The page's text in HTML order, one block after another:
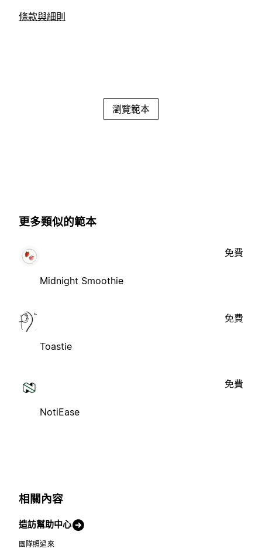
條款與細則
瀏覽範本
更多類似的範本
Midnight Smoothie
免費
Toastie
免費
NotiEase
免費
相關內容
造訪幫助中心
團隊照過來